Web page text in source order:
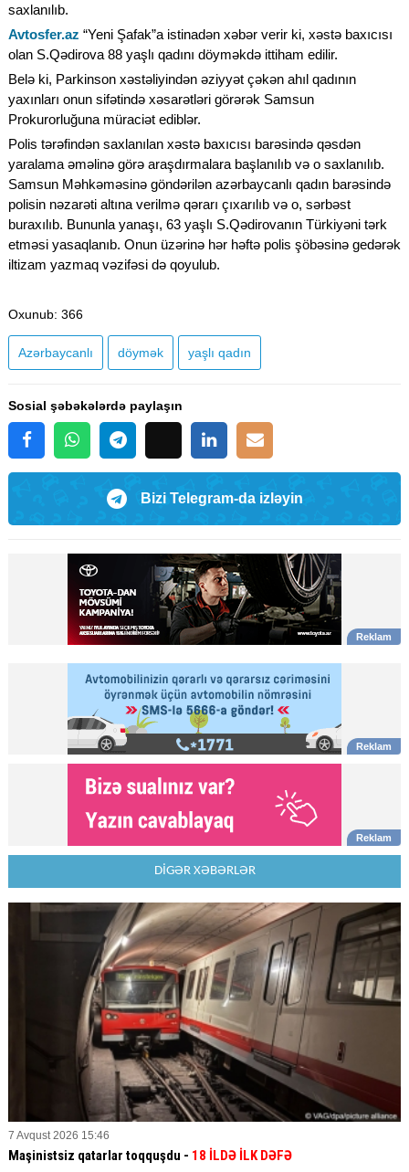
saxlanılıb.
Avtosfer.az “Yeni Şafak”a istinadən xəbər verir ki, xəstə baxıcısı
olan S.Qədirova 88 yaşlı qadını döyməkdə ittiham edilir.
Belə ki, Parkinson xəstəliyindən əziyyət çəkən ahıl qadının
yaxınları onun sifətində xəsarətləri görərək Samsun
Prokurorluğuna müraciət ediblər.
Polis tərəfindən saxlanılan xəstə baxıcısı barəsində qəsdən
yaralama əməlinə görə araşdırmalara başlanılıb və o saxlanılıb.
Samsun Məhkəməsinə göndərilən azərbaycanlı qadın barəsində
polisin nəzarəti altına verilmə qərarı çıxarılıb və o, sərbəst
buraxılıb. Bununla yanaşı, 63 yaşlı S.Qədirovanın Türkiyəni tərk
etməsi yasaqlanıb. Onun üzərinə hər həftə polis şöbəsinə gedərək
iltizam yazmaq vəzifəsi də qoyulub.
Oxunub: 366
Azərbaycanlı döymək yaşlı qadın
Sosial şəbəkələrdə paylaşın
Bizi Telegram-da izləyin
DİGƏR XƏBƏRLƏR
7 Avqust 2026 15:46
Maşinistsiz qatarlar toqquşdu - 18 İLDƏ İLK DƏFƏ